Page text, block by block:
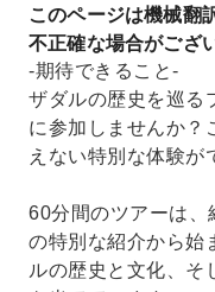
このページは機械翻
不正確な場合がござ
-期待できること-
ザダルの歴史を巡る
に参加しませんか？
えない特別な体験が
60分間のツアーは、
の特別な紹介から始
ルの歴史と文化、そ